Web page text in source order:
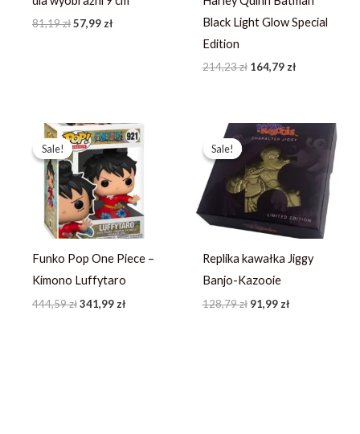
81,19zł57,99zł
Black Light Glow Special
Edition
214,23zł 164,79zł
Sale!
Sale!
Funko Pop One Piece –
Kimono Luffytaro
444,59zł
Pierwotna
cena
wynosiła:
444,59 zł.
341,99 zł
Aktualna
cena
wynosi:
341,99 zł.
Sale!
Sale!
Replika kawałka Jiggy
Banjo-Kazooie
128,79zł
Pierwotna
cena
wynosiła:
128,79 zł.
91,99 zł
Aktualna
cena
wynosi:
91,99 zł.